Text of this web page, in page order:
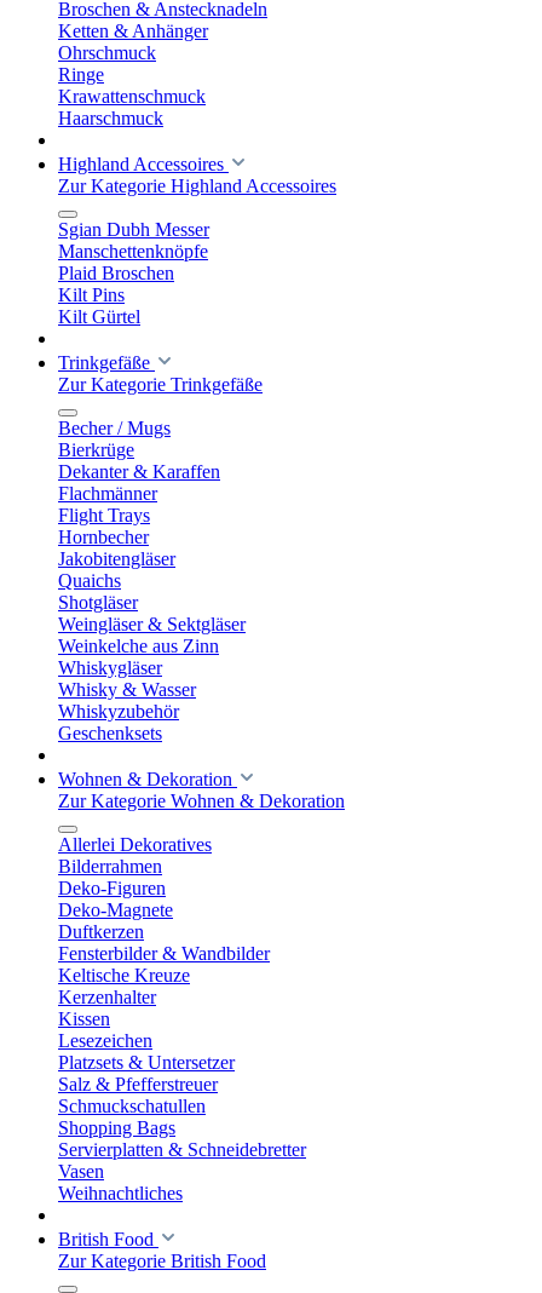
Broschen & Anstecknadeln
Ketten & Anhänger
Ohrschmuck
Ringe
Krawattenschmuck
Haarschmuck
Highland Accessoires
Zur Kategorie Highland Accessoires
Sgian Dubh Messer
Manschettenknöpfe
Plaid Broschen
Kilt Pins
Kilt Gürtel
Trinkgefäße
Zur Kategorie Trinkgefäße
Becher / Mugs
Bierkrüge
Dekanter & Karaffen
Flachmänner
Flight Trays
Hornbecher
Jakobitengläser
Quaichs
Shotgläser
Weingläser & Sektgläser
Weinkelche aus Zinn
Whiskygläser
Whisky & Wasser
Whiskyzubehör
Geschenksets
Wohnen & Dekoration
Zur Kategorie Wohnen & Dekoration
Allerlei Dekoratives
Bilderrahmen
Deko-Figuren
Deko-Magnete
Duftkerzen
Fensterbilder & Wandbilder
Keltische Kreuze
Kerzenhalter
Kissen
Lesezeichen
Platzsets & Untersetzer
Salz & Pfefferstreuer
Schmuckschatullen
Shopping Bags
Servierplatten & Schneidebretter
Vasen
Weihnachtliches
British Food
Zur Kategorie British Food